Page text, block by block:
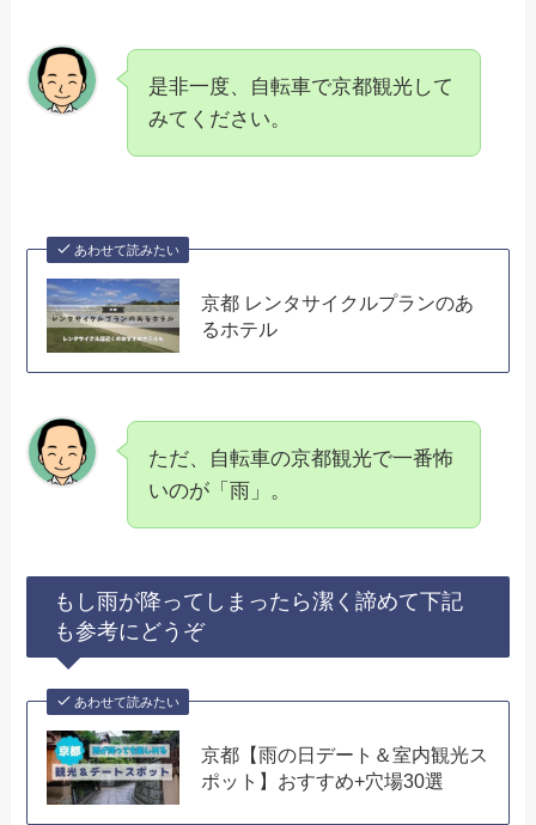
是非一度、自転車で京都観光して
みてください。
あわせて読みたい
京都 レンタサイクルプランのあ
るホテル
ただ、自転車の京都観光で一番怖
いのが「雨」。
もし雨が降ってしまったら潔く諦めて下記
も参考にどうぞ
あわせて読みたい
京都【雨の日デート＆室内観光ス
ポット】おすすめ+穴場30選